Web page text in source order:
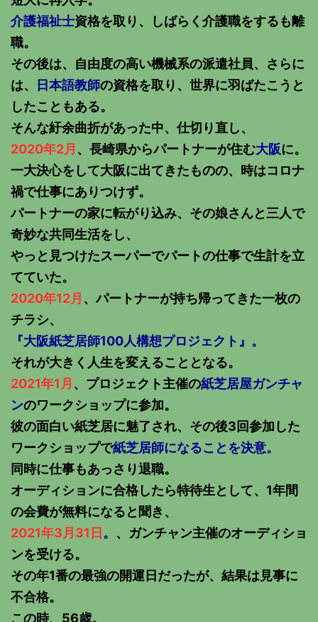
介護福祉士資格を取り、しばらく介護職をするも離
職。
その後は、自由度の高い機械系の派遣社員、さらに
は、
日本語教師の資格を取り、世界に羽ばたこうと
したこともある。
そんな紆余曲折があった中、仕切り直し、
2020年2月 、長崎県からパートナーが住む大阪に。
一大決心をして大阪に出てきたものの、時はコロナ
禍で仕事にありつけず。
パートナーの家に転がり込み、その娘さんと三人で
奇妙な共同生活をし、
やっと見つけたスーパーでパートの仕事で生計を立
てていた。
2020年12月 、パートナーが持ち帰ってきた一枚の
チラシ、
『大阪紙芝居師100人構想プロジェクト』。
それが大きく人生を変えることとなる。
2021年1月 、プロジェクト主催の紙芝居屋ガンチャ
ンのワークショップに参加。
彼の面白い紙芝居に魅了され、その後3回参加した
ワークショップで紙芝居師になることを決意。
同時に仕事もあっさり退職。
オーディションに合格したら特待生として、1年間
の会費が無料になると聞き、
2021年3月31日 。 、ガンチャン主催のオーディショ
ンを受ける。
その年1番の最強の開運日だったが、結果は見事に
不合格。
この時、56歳。